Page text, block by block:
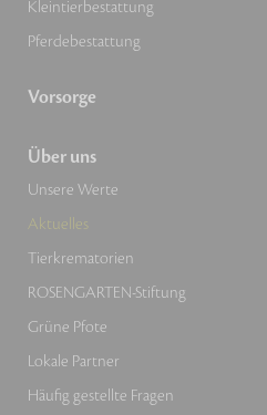
Kleintierbestattung
Pferdebestattung
Vorsorge
Über uns
Unsere Werte
Aktuelles
Tierkrematorien
ROSENGARTEN-Stiftung
Grüne Pfote
Lokale Partner
Häufig gestellte Fragen